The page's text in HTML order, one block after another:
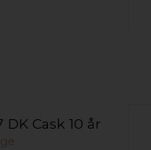
Cask 10 år